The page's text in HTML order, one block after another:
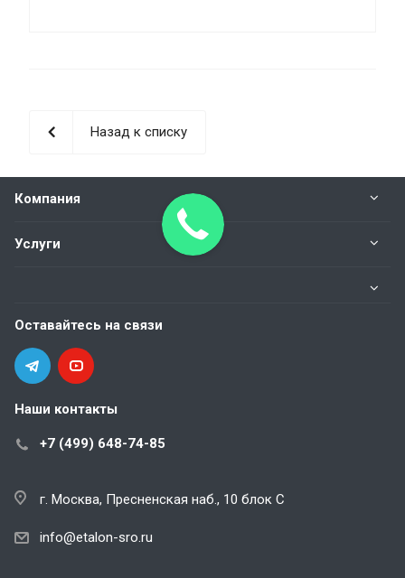
Назад к списку
Компания
Услуги
Оставайтесь на связи
Наши контакты
+7 (499) 648-74-85
г. Москва, Пресненская наб., 10 блок С
info@etalon-sro.ru